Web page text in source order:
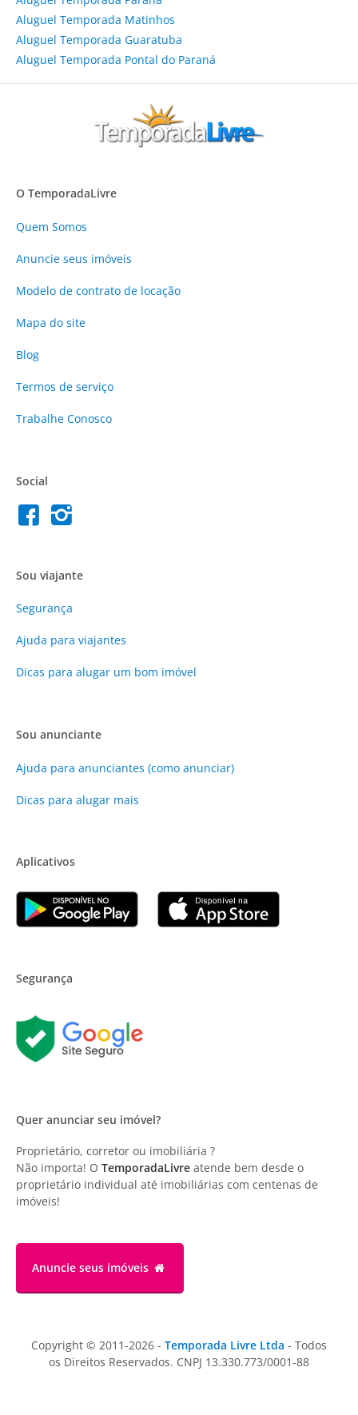
Aluguel Temporada Matinhos
Aluguel Temporada Guaratuba
Aluguel Temporada Pontal do Paraná
O TemporadaLivre
Quem Somos
Anuncie seus imóveis
Modelo de contrato de locação
Mapa do site
Blog
Termos de serviço
Trabalhe Conosco
Social
Sou viajante
Segurança
Ajuda para viajantes
Dicas para alugar um bom imóvel
Sou anunciante
Ajuda para anunciantes (como anunciar)
Dicas para alugar mais
Aplicativos
Segurança
Quer anunciar seu imóvel?
Proprietário, corretor ou imobiliária ?
Não importa! O TemporadaLivre atende bem desde o
proprietário individual até imobiliárias com centenas de
imóveis!
Anuncie seus imóveis
Copyright © 2011-2026 - Temporada Livre Ltda - Todos
os Direitos Reservados. CNPJ 13.330.773/0001-88